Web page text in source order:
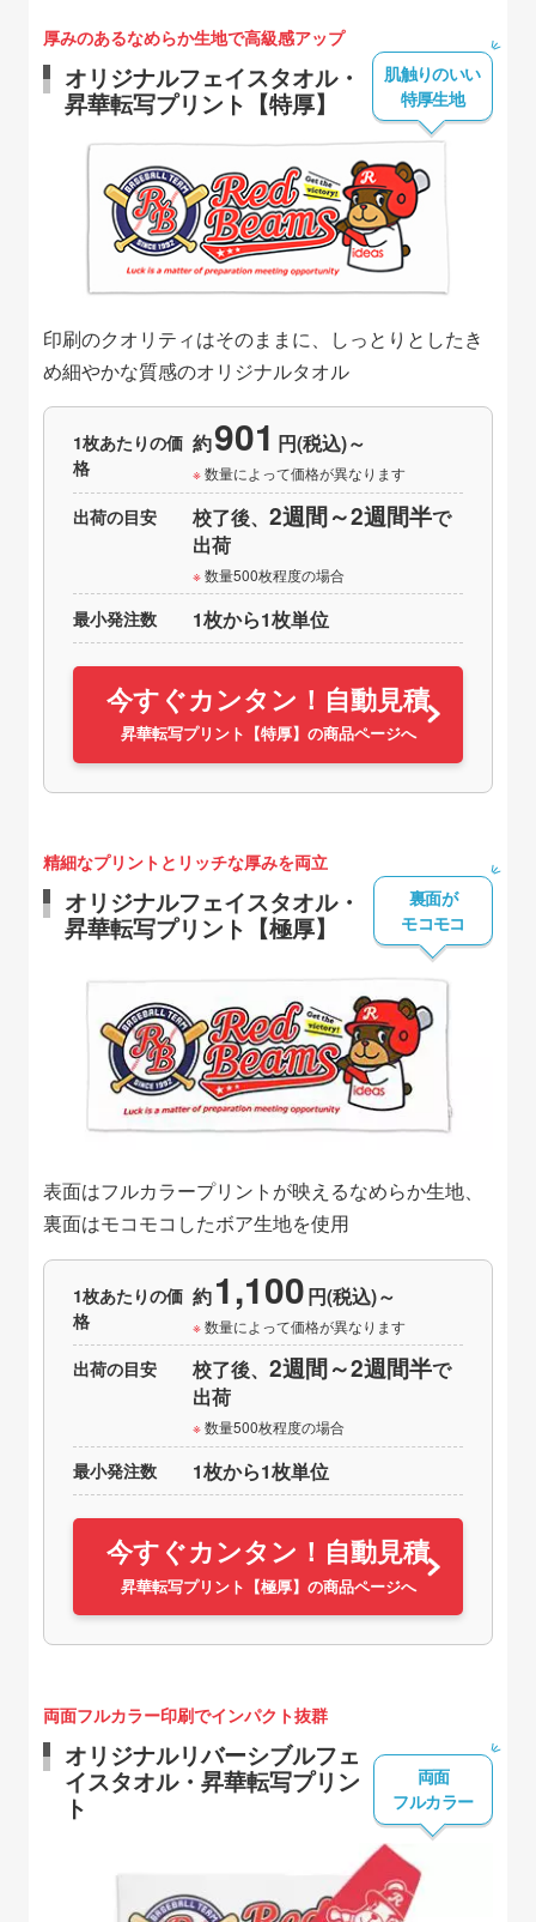
厚みのあるなめらか生地で高級感アップ
オリジナルフェイスタオル・
昇華転写プリント【特厚】
肌触りのいい
特厚生地
印刷のクオリティはそのままに、しっとりとしたき
め細やかな質感のオリジナルタオル
1枚あたりの価
格
約901 円(税込)～
数量によって価格が異なります
出荷の目安 校了後、2週間～2週間半で
出荷
数量500枚程度の場合
最小発注数 1枚から1枚単位
今すぐカンタン！自動見積
昇華転写プリント【特厚】の商品ページへ
精細なプリントとリッチな厚みを両立
オリジナルフェイスタオル・
昇華転写プリント【極厚】
裏面が
モコモコ
表面はフルカラープリントが映えるなめらか生地、
裏面はモコモコしたボア生地を使用
1枚あたりの価
格
約1,100円(税込)～
数量によって価格が異なります
出荷の目安 校了後、2週間～2週間半で
出荷
数量500枚程度の場合
最小発注数 1枚から1枚単位
今すぐカンタン！自動見積
昇華転写プリント【極厚】の商品ページへ
両面フルカラー印刷でインパクト抜群
オリジナルリバーシブルフェ
イスタオル・昇華転写プリン
ト
両面
フルカラー